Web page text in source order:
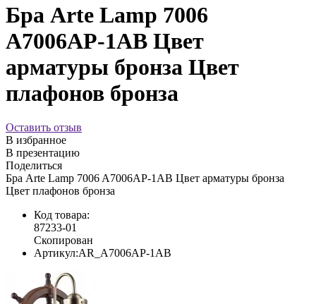
Бра Arte Lamp 7006
A7006AP-1AB Цвет
арматуры бронза Цвет
плафонов бронза
Оставить отзыв
В избранное
В презентацию
Поделиться
Бра Arte Lamp 7006 A7006AP-1AB Цвет арматуры бронза
Цвет плафонов бронза
Код товара:
87233-01
Скопирован
Артикул:AR_A7006AP-1AB